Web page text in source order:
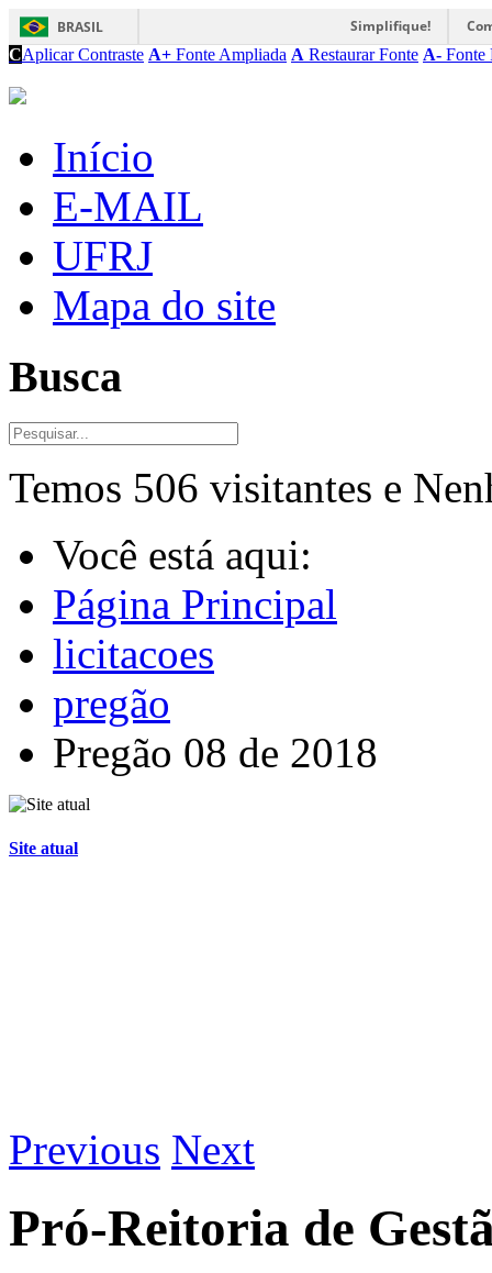
BRASIL Simplifique!
CAplicar Contraste A+ Fonte Ampliada A Restaurar Fonte A- Fonte
Início
E-MAIL
UFRJ
Mapa do site
Busca
Temos 506 visitantes e
Você está aqui:
Página Principal
licitacoes
pregão
Pregão 08 de 2018
Site atual
Previous Next
Pró-Reitoria de